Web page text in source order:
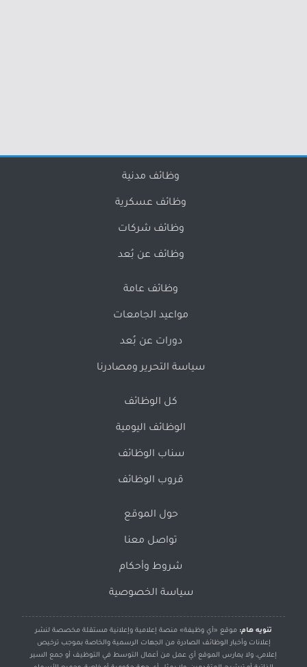
وظائف مدنية
وظائف عسكرية
وظائف شركات
وظائف عن بُعد
وظائف عامة
مواعيد الجامعات
دورات عن بُعد
سياسة التحرير ومصادرنا
كل الوظائف
الوظائف اليومية
سناب الوظائف
قروب الوظائف
حول الموقع
تواصل معنا
شروط وأحكام
سياسة الخصوصية
تنويه هام: موقع «أي وظيفة» منصة إعلامية وإعلانية مستقلة مخصصة لنشر
إعلانات وأخبار الوظائف الصادرة من الجهات الرسمية والخاصة بموجب ترخيص
إعلامي، ولا يمارس الموقع أي عمل من أعمال التوسط في التوظيف أو جمع السير